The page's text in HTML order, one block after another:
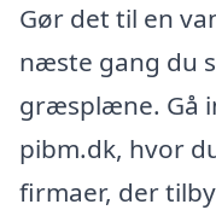
Gør det til en
næste gang du
græsplæne. Gå
pibm.dk, hvor
firmaer, der